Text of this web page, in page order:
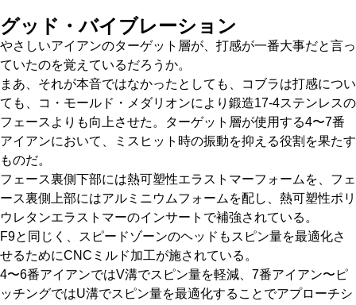
グッド・バイブレーション
やさしいアイアンのターゲット層が、打感が一番大事だと言っ
ていたのを覚えているだろうか。
まあ、それが本音ではなかったとしても、コブラは打感につい
ても、コ・モールド・メダリオンにより鍛造17-4ステンレスの
フェースよりも向上させた。ターゲット層が使用する4〜7番
アイアンにおいて、ミスヒット時の振動を抑える役割を果たす
ものだ。
フェース裏側下部には熱可塑性エラストマーフォームを、フェ
ース裏側上部にはアルミニウムフォームを配し、熱可塑性ポリ
ウレタンエラストマーのインサートで補強されている。
F9と同じく、スピードゾーンのヘッドもスピン量を最適化さ
せるためにCNCミルド加工が施されている。
4〜6番アイアンではV溝でスピン量を軽減、7番アイアン〜ピ
ッチングではU溝でスピン量を最適化することでアプローチシ